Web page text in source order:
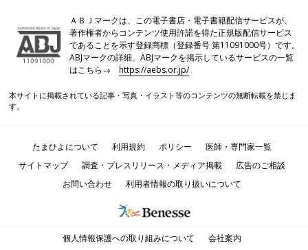
ＡＢＪマークは、この電子書店・電子書籍配信サービスが、
著作権者からコンテンツ使用許諾を得た正規版配信サービス
であることを示す登録商標（登録番号 第11091000号）です。
ABJマークの詳細、ABJマークを掲示しているサービスの一覧
はこちら→https://aebs.or.jp/
本サイトに掲載されている記事・写真・イラスト等のコンテンツの無断転載を禁じま
す。
たまひよについて 利用規約 ポリシー
医師・専門家一覧
サイトマップ
調査・プレスリリース・メディア掲載
広告のご相談
お問い合わせ
利用者情報の取り扱いについて
個人情報保護への取り組みについて 会社案内